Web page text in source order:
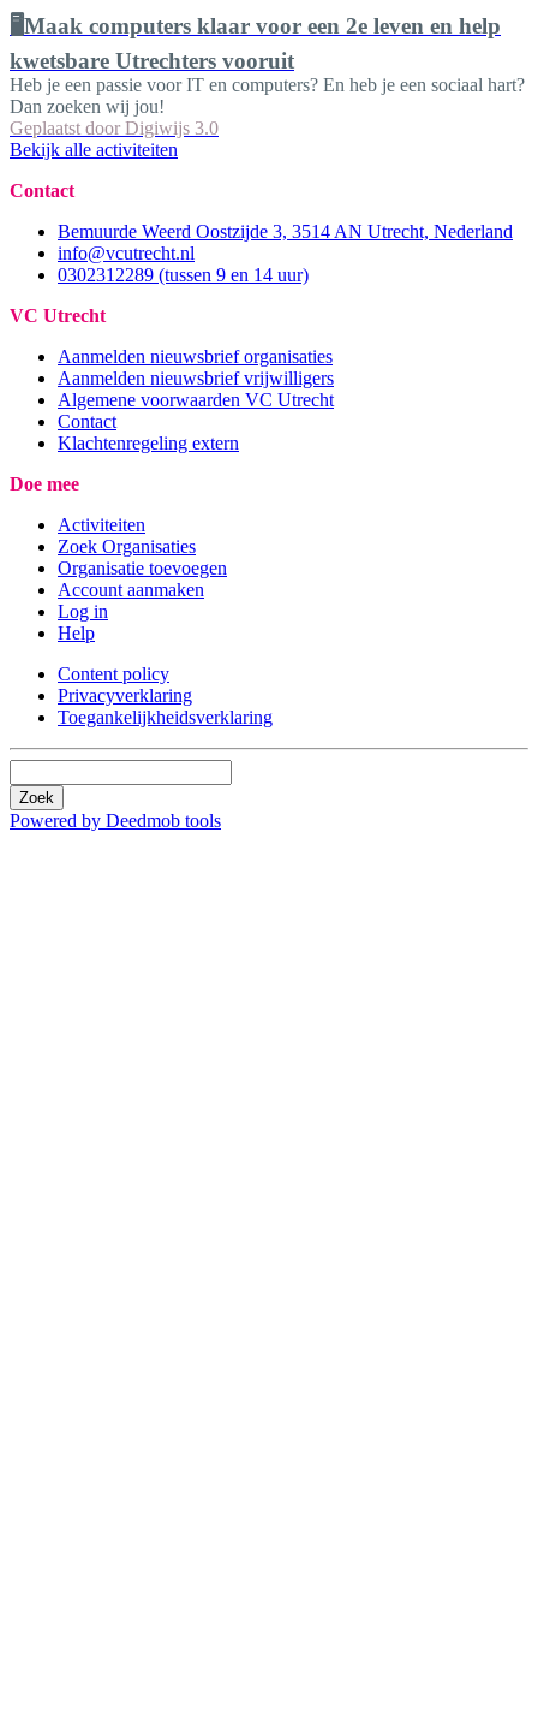
🖥️Maak computers klaar voor een 2e leven en help
kwetsbare Utrechters vooruit
Heb je een passie voor IT en computers? En heb je een sociaal hart?
Dan zoeken wij jou!
Geplaatst door Digiwijs 3.0
Bekijk alle activiteiten
Contact
Bemuurde Weerd Oostzijde 3, 3514 AN Utrecht, Nederland
info@vcutrecht.nl
0302312289 (tussen 9 en 14 uur)
VC Utrecht
Aanmelden nieuwsbrief organisaties
Aanmelden nieuwsbrief vrijwilligers
Algemene voorwaarden VC Utrecht
Contact
Klachtenregeling extern
Doe mee
Activiteiten
Zoek Organisaties
Organisatie toevoegen
Account aanmaken
Log in
Help
Content policy
Privacyverklaring
Toegankelijkheidsverklaring
Zoek
Powered by Deedmob tools